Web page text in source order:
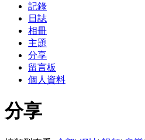
記錄
日誌
相冊
主題
分享
留言板
個人資料
分享